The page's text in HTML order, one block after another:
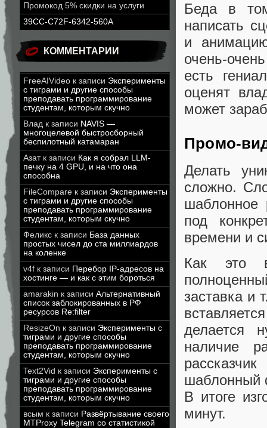
Промокод 5% скидки на услуги
39CC-C72F-6342-560A
КОММЕНТАРИИ
FreeAIVideo к записи Эксперименты
с тиграми и другие способы
преподавать программирование
студентам, которым скучно
Влад к записи NAVIS —
многоцелевой быстросборный
беспилотный катамаран
Азатк записи Как я собрал LLM-
печку на 4 GPU, и на что она
способна
FileCompare к записи Эксперименты
с тиграми и другие способы
преподавать программирование
студентам, которым скучно
Феликс к записи База данных
простых чисел до ста миллиардов
на коленке
v4f к записи Перебор IP-адресов на
хостинге — и как с этим бороться
amarakin к записи Альтернативный
список заблокированных в РФ
ресурсов Re:filter
ResizeOn к записи Эксперименты с
тиграми и другие способы
преподавать программирование
студентам, которым скучно
Text2Vid к записи Эксперименты с
тиграми и другие способы
преподавать программирование
студентам, которым скучно
всым к записи Развёртывание своего
MTProxy Telegram со статистикой
Беда в
написать
и
очень-
есть
оценят
может
Промо-
Делать
сложно.
шаблонное
под
времени и
Как это
заставка и
делается
наличие
шаблонный
В итоге
минут.